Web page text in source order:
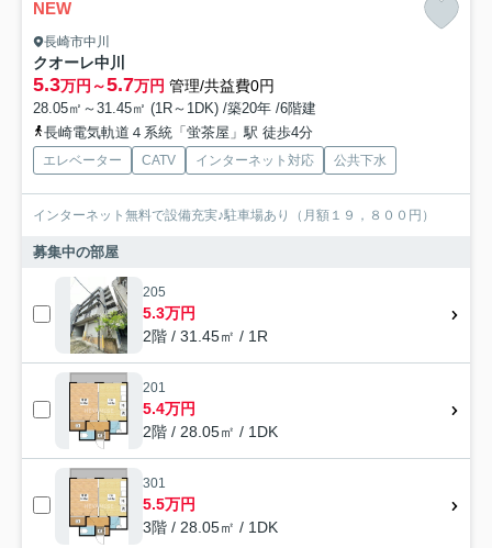
NEW
長崎市中川
クオーレ中川
5.3万円～5.7万円 管理/共益費0円
28.05㎡～31.45㎡ (1R～1DK) /築20年 /6階建
長崎電気軌道４系統「蛍茶屋」駅 徒歩4分
エレベーター CATV インターネット対応 公共下水
インターネット無料で設備充実♪駐車場あり（月額１９，８００円）
募集中の部屋
205
5.3万円
2階 / 31.45㎡ / 1R
201
5.4万円
2階 / 28.05㎡ / 1DK
301
5.5万円
3階 / 28.05㎡ / 1DK